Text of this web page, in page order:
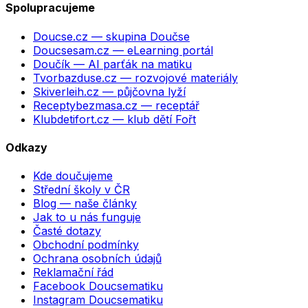
Spolupracujeme
Doucse.cz — skupina Doučse
Doucsesam.cz — eLearning portál
Doučík — AI parťák na matiku
Tvorbazduse.cz — rozvojové materiály
Skiverleih.cz — půjčovna lyží
Receptybezmasa.cz — receptář
Klubdetifort.cz — klub dětí Fořt
Odkazy
Kde doučujeme
Střední školy v ČR
Blog — naše články
Jak to u nás funguje
Časté dotazy
Obchodní podmínky
Ochrana osobních údajů
Reklamační řád
Facebook Doucsematiku
Instagram Doucsematiku